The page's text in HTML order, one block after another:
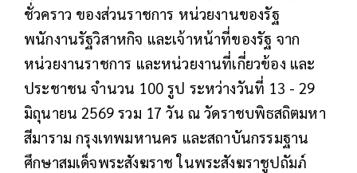
ชั่วคราว ของส่วนราชการ หน่วยงานของรัฐ
พนักงานรัฐวิสาหกิจ และเจ้าหน้าที่ของรัฐ จาก
หน่วยงานราชการ และหน่วยงานที่เกี่ยวข้อง และ
ประชาชน จำนวน 100 รูป ระหว่างวันที่ 13 - 29
มิถุนายน 2569 รวม 17 วัน ณ วัดราชบพิธสถิตมหา
สีมาราม กรุงเทพมหานคร และสถาบันกรรมฐาน
ศึกษาสมเด็จพระสังฆราช ในพระสังฆราชูปถัมภ์